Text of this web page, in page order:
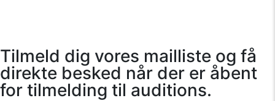
Tilmeld dig vores mailliste og få
direkte besked når der er åbent
for tilmelding til auditions.